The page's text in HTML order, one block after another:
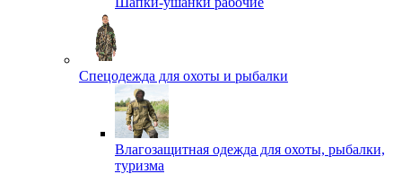
Спецодежда для охоты и рыбалки
Влагозащитная одежда для охоты, рыбалки,
туризма